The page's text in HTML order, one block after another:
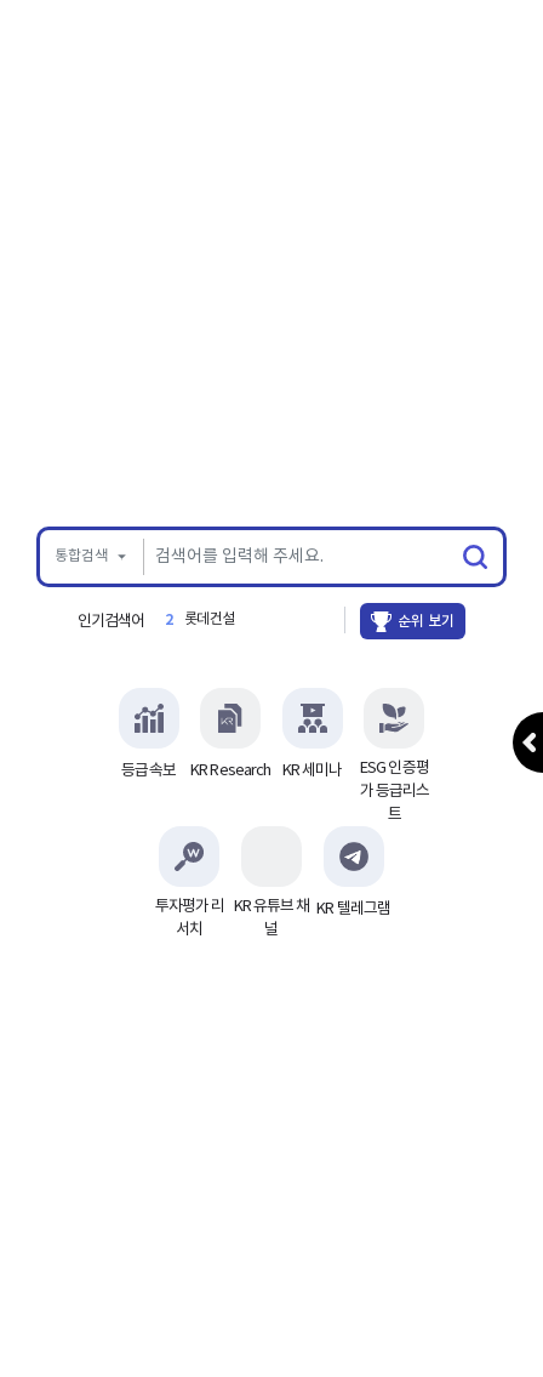
통합검색
인기검색어 2 롯데건설 순위 보기
등급속보 KR Research KR 세미나
ESG 인증평
가 등급리스
트
투자평가 리
서치
KR 유튜브 채
널
KR 텔레그램